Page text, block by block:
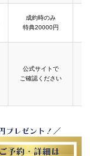
成約時のみ
特典20000円
公式サイトで
ご確認ください